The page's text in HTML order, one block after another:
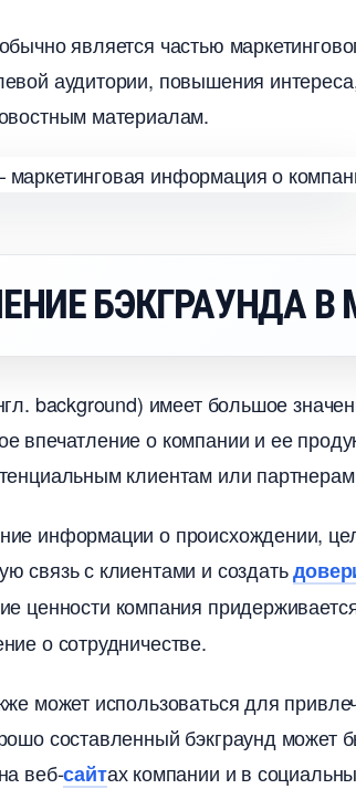
является частью
аудитории, повышения
материалам.
БЭКГРАУНДА В
background) имеет большое
впечатление о компании и ее
клиентам или
информации о происхождении,
связь с клиентами и создать
ценности компания
о сотрудничестве.​
может использоваться для
составленный бэкграунд может
веб-сайтах компании и в